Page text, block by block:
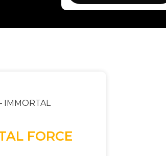
IMMORTAL
FORCE